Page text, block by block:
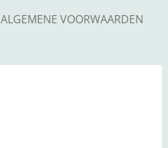
ALGEMENE VOORWAARDEN